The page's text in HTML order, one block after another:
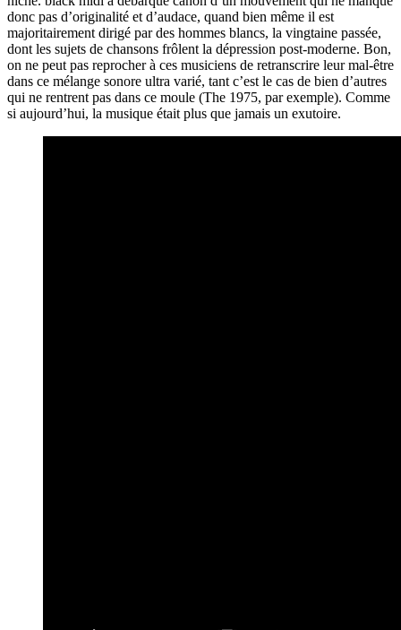
donc pas d’originalité et d’audace, quand bien même il est
majoritairement dirigé par des hommes blancs, la vingtaine passée,
dont les sujets de chansons frôlent la dépression post-moderne. Bon,
on ne peut pas reprocher à ces musiciens de retranscrire leur mal-être
dans ce mélange sonore ultra varié, tant c’est le cas de bien d’autres
qui ne rentrent pas dans ce moule (The 1975, par exemple). Comme
si aujourd’hui, la musique était plus que jamais un exutoire.